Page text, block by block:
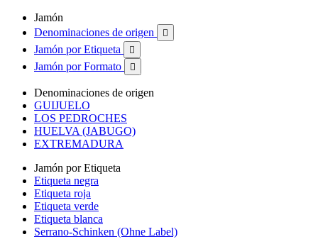
Jamón
Denominaciones de origen

Jamón por Etiqueta 
Jamón por Formato 
Denominaciones de origen
GUIJUELO
LOS PEDROCHES
HUELVA (JABUGO)
EXTREMADURA
Jamón por Etiqueta
Etiqueta negra
Etiqueta roja
Etiqueta verde
Etiqueta blanca
Serrano-Schinken (Ohne Label)